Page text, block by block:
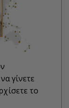
γίνετε
το